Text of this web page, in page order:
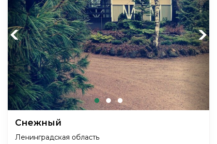
Previous Next
Снежный
Ленинградская область